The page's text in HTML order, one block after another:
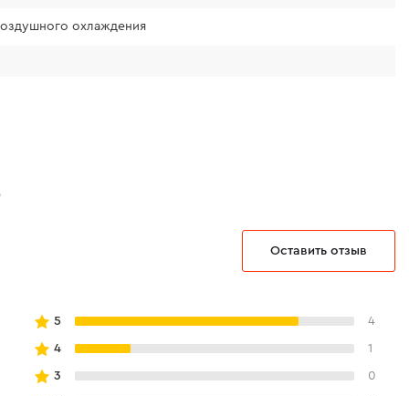
охлаждения
Оставить отзыв
5 4
4 1
3 0